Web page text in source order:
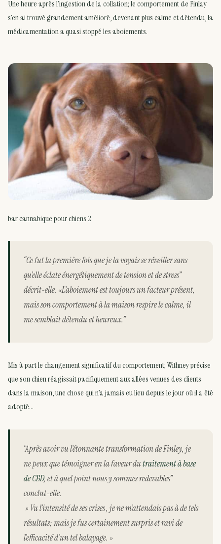
Une heure après l’ingestion de la collation; le comportement de Finlay
s’en ai trouvé grandement amélioré, devenant plus calme et détendu, la
médicamentation a quasi stoppé les aboiements.
bar cannabique pour chiens 2
“Ce fut la première fois que je la voyais se réveiller sans
qu’elle éclate énergétiquement de tension et de stress”
décrit-elle. «L’aboiement est toujours un facteur présent,
mais son comportement à la maison respire le calme, il
me semblait détendu et heureux.”
Mis à part le changement significatif du comportement; Withney précise
que son chien réagissait pacifiquement aux allées venues des clients
dans la maison, une chose qui n’a jamais eu lieu depuis le jour où il a été
adopté…
“Après avoir vu l’étonnante transformation de Finley, je
ne peux que témoigner en la faveur dutraitement à base
de CBD, et à quel point nous y sommes redevables”
conclut-elle.
» Vu l’intensité de ses crises , je ne m’attendais pas à de tels
résultats; mais je fus certainement surpris et ravi de
l’efficacité d’un tel balayage. »